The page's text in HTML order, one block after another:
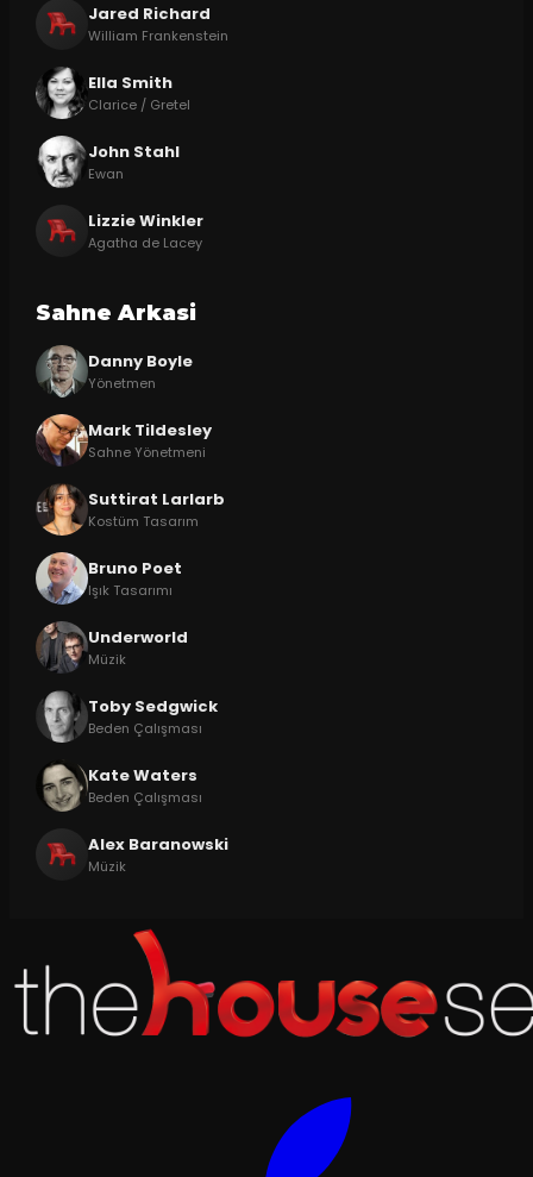
Jared Richard
William Frankenstein
Ella Smith
Clarice / Gretel
John Stahl
Ewan
Lizzie Winkler
Agatha de Lacey
Sahne Arkasi
Danny Boyle
Yönetmen
Mark Tildesley
Sahne Yönetmeni
Suttirat Larlarb
Kostüm Tasarım
Bruno Poet
Işık Tasarımı
Underworld
Müzik
Toby Sedgwick
Beden Çalışması
Kate Waters
Beden Çalışması
Alex Baranowski
Müzik